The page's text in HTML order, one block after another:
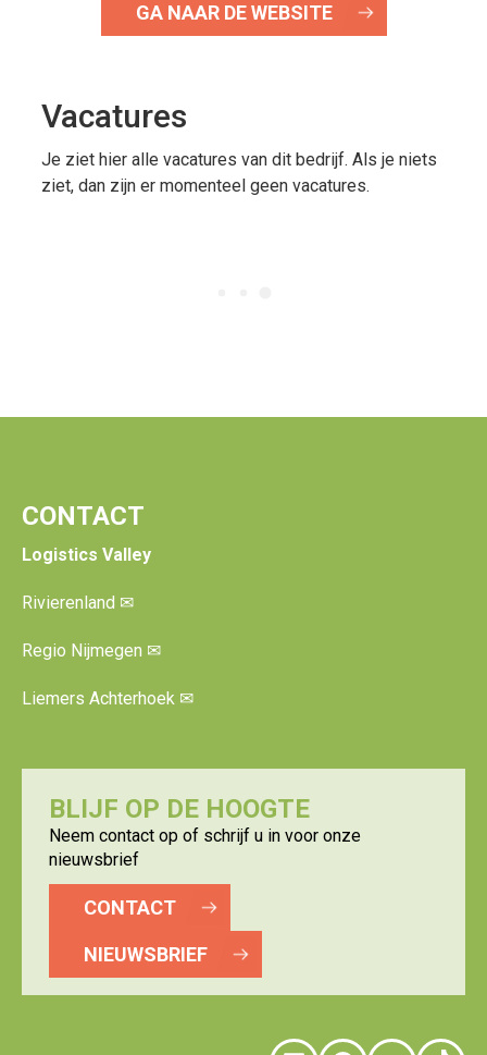
GA NAAR DE WEBSITE
Vacatures
Je ziet hier alle vacatures van dit bedrijf. Als je niets
ziet, dan zijn er momenteel geen vacatures.
CONTACT
Logistics Valley
Rivierenland ✉
Regio Nijmegen ✉
Liemers Achterhoek ✉
BLIJF OP DE HOOGTE
Neem contact op of schrijf u in voor onze
nieuwsbrief
CONTACT
NIEUWSBRIEF